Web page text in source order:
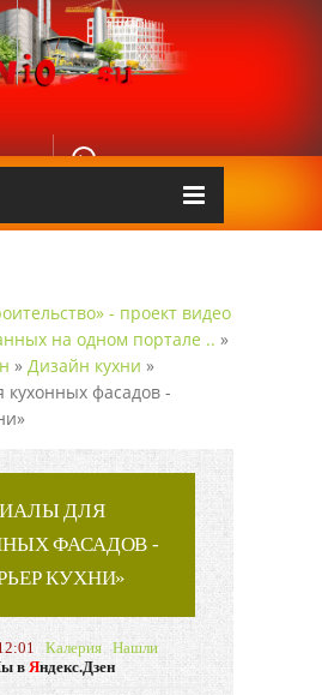
КОНТАКТЫ
- проект видео
на одном портале .. »
» Дизайн кухни »
фасадов -
ДЛЯ
ФАСАДОВ -
КУХНИ»
Калерия Нашли
вЯндекс.Дзен